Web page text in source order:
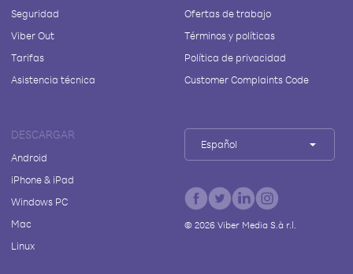
Seguridad
Viber Out
Tarifas
Asistencia técnica
Ofertas de trabajo
Términos y políticas
Política de privacidad
Customer Complaints Code
DESCARGAR
Android
iPhone & iPad
Windows PC
Mac
Linux
Español
© 2026Viber Media S.à r.l.